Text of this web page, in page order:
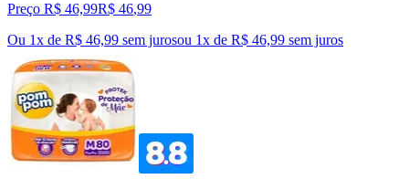
Preço R$ 46,99R$ 46,99
Ou 1x de R$ 46,99 sem jurosou 1x de R$ 46,99 sem juros